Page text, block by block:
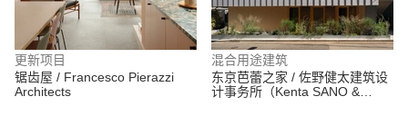
更新项目
锯齿屋 / Francesco Pierazzi
Architects
混合用途建筑
东京芭蕾之家 / 佐野健太建筑设
计事务所（Kenta SANO &